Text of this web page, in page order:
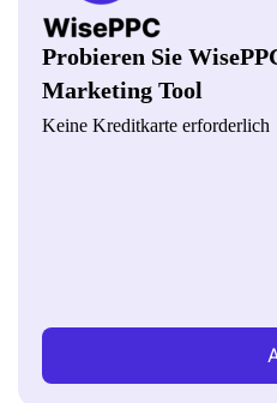
Probieren Sie
Marketing Tool
Keine Kreditkarte erforderlich